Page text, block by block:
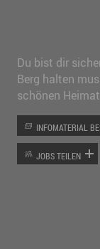
Du bist dir
Berg halten
schönen
INFOMATERIAL
JOBS TEILEN